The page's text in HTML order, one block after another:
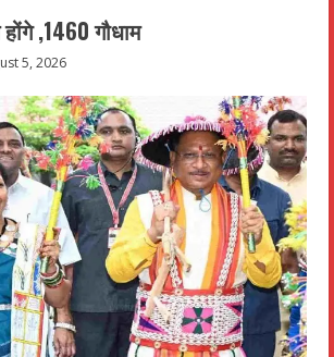
,1460 गौधाम
5, 2026